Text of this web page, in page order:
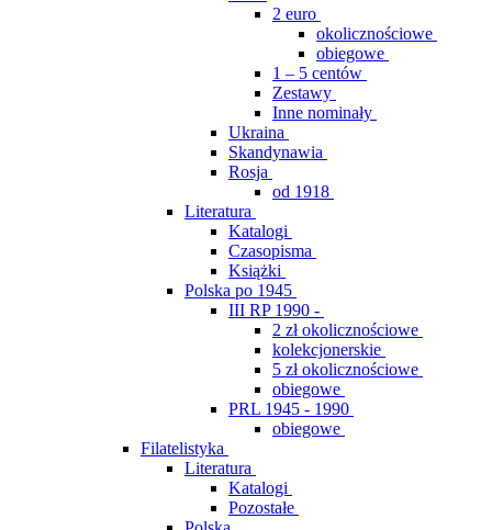
2 euro
okolicznościowe
obiegowe
1 – 5 centów
Zestawy
Inne nominały
Ukraina
Skandynawia
Rosja
od 1918
Literatura
Katalogi
Czasopisma
Książki
Polska po 1945
III RP 1990 -
2 zł okolicznościowe
kolekcjonerskie
5 zł okolicznościowe
obiegowe
PRL 1945 - 1990
obiegowe
Filatelistyka
Literatura
Katalogi
Pozostałe